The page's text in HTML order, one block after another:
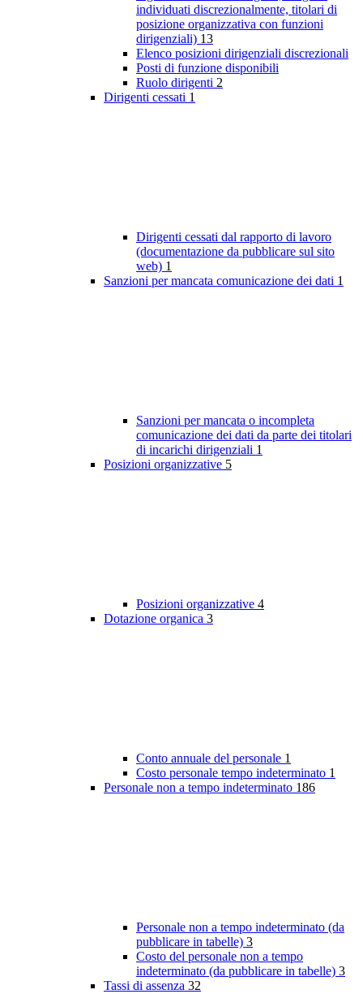
individuati discrezionalmente, titolari di
posizione organizzativa con funzioni
dirigenziali) 13
Elenco posizioni dirigenziali discrezionali
Posti di funzione disponibili
Ruolo dirigenti 2
Dirigenti cessati 1
Dirigenti cessati dal rapporto di lavoro
(documentazione da pubblicare sul sito
web) 1
Sanzioni per mancata comunicazione dei dati 1
Sanzioni per mancata o incompleta
comunicazione dei dati da parte dei titolari
di incarichi dirigenziali 1
Posizioni organizzative 5
Posizioni organizzative 4
Dotazione organica 3
Conto annuale del personale 1
Costo personale tempo indeterminato 1
Personale non a tempo indeterminato 186
Personale non a tempo indeterminato (da
pubblicare in tabelle) 3
Costo del personale non a tempo
indeterminato (da pubblicare in tabelle) 3
Tassi di assenza 32